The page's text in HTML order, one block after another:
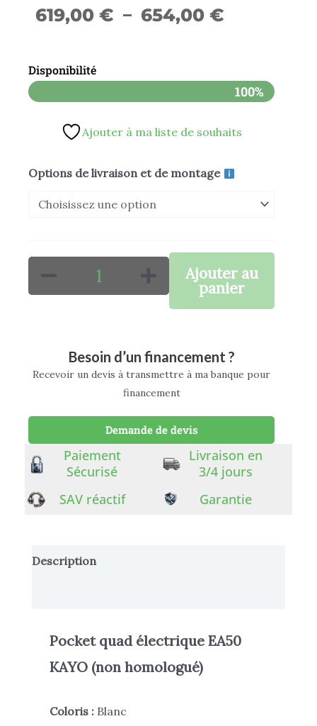
619,00 € – 654,00 €Plage
prix :
619,00 €
à
654,00 €
Disponibilité
100%
Ajouter à ma liste de souhaits
Options de livraison et de montage
quantité
Pocket
électrique
KAYO
Ajouter au
panier
Besoin d’un financement ?
Recevoir un devis à transmettre à ma banque pour
financement
Demande de devis
Paiement
Sécurisé
Livraison en
3/4 jours
SAV réactif
Garantie
Description
Pocket quad électrique EA50
KAYO (non homologué)
Coloris : Blanc